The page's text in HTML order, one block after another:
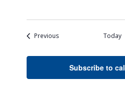
PreviousEvents Today
Subscribe to